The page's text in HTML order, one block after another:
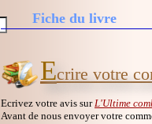
Fiche du livre
Ecrire votre
Ecrivez votre avis sur L'Ultime
Avant de nous envoyer votre